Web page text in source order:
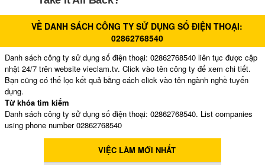
VỀ DANH SÁCH CÔNG TY SỬ DỤNG SỐ ĐIỆN THOẠI:
02862768540
Danh sách công ty sử dụng số điện thoại: 02862768540 liên tục được cập
nhật 24/7 trên website vieclam.tv. Click vào tên công ty để xem chi tiết.
Bạn cũng có thể lọc kết quả bằng cách click vào tên ngành nghề tuyển
dụng.
Từ khóa tìm kiếm
Danh sách công ty sử dụng số điện thoại: 02862768540. List companies
using phone number 02862768540
VIỆC LÀM MỚI NHẤT